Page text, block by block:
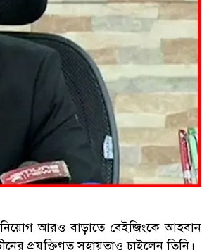
আরও বাড়াতে বেইজিংকে আহবান
প্রযুক্তিগত সহায়তাও চাইলেন তিনি।